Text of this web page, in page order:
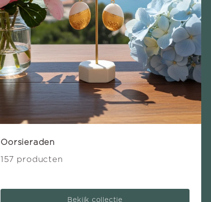
Oorsieraden
157 producten
Bekijk collectie